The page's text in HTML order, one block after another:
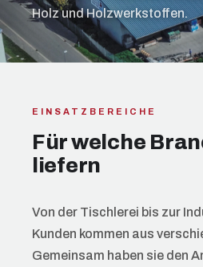
Holz und Holzwerkstoffen.
EINSATZBEREICHE
Für welche
liefern
Von der Tischlerei bis zur
Kunden kommen aus
Gemeinsam haben sie den